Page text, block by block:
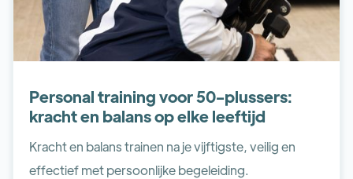
Personal training voor 50-plussers:
kracht en balans op elke leeftijd
Kracht en balans trainen na je vijftigste, veilig en
effectief met persoonlijke begeleiding.